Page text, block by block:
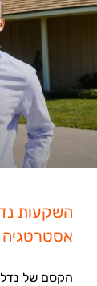
השקעות
הקסם של